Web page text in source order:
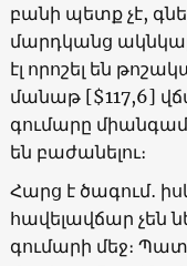
բանի պետք չէ,
մարդկանց
էլ որոշել են
մանաթ [$117,6]
գումարը
են բաժանելու։
Հարց է ծագում․
հավելավճար չեն
գումարի մեջ։